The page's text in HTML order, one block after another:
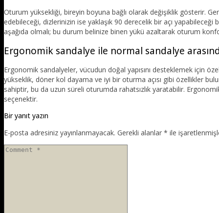
Oturum yüksekliği, bireyin boyuna bağlı olarak değişiklik gösterir.
edebileceği, dizlerinizin ise yaklaşık 90 derecelik bir açı
aşağıda olmalı; bu durum belinize binen yükü azaltarak oturum
Ergonomik sandalye ile normal sandalye
Ergonomik sandalyeler, vücudun doğal yapısını desteklemek için
yükseklik, döner kol dayama ve iyi bir oturma açısı gibi özellikler
sahiptir, bu da uzun süreli oturumda rahatsızlık yaratabilir.
seçenektir.
Bir yanıt yazın
E-posta adresiniz yayınlanmayacak. Gerekli alanlar * ile